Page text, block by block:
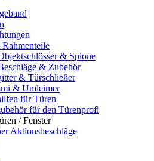
& Spione
& Zubehör
& Türschließer
& Umleimer
für Türen
für den Türenprofi
/ Fenster
Aktionsbeschläge